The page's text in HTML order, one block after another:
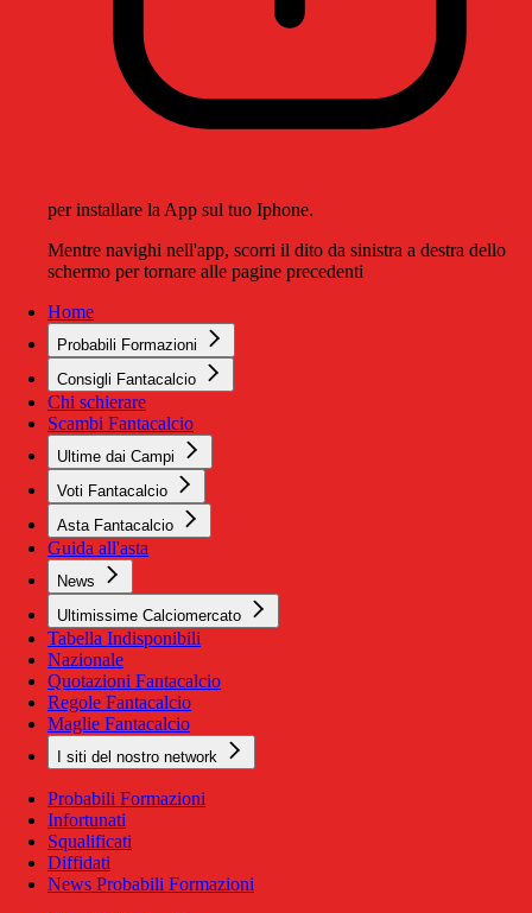
per installare la App sul tuo Iphone.
Mentre navighi nell'app, scorri il dito da sinistra a destra dello
schermo per tornare alle pagine precedenti
Home
Probabili Formazioni
Consigli Fantacalcio
Chi schierare
Scambi Fantacalcio
Ultime dai Campi
Voti Fantacalcio
Asta Fantacalcio
Guida all'asta
News
Ultimissime Calciomercato
Tabella Indisponibili
Nazionale
Quotazioni Fantacalcio
Regole Fantacalcio
Maglie Fantacalcio
I siti del nostro network
Probabili Formazioni
Infortunati
Squalificati
Diffidati
News Probabili Formazioni